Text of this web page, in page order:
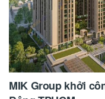
MIK Group khởi